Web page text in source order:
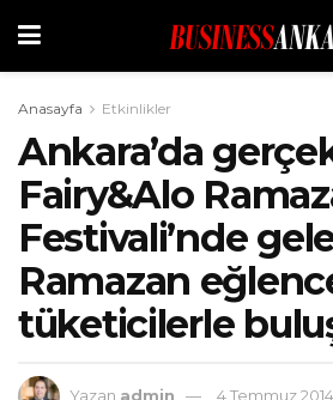
Anasayfa Etkinlikler
Ankara’da
Fairy&Alo
Festivali’nde
Ramazan
tüketicilerle
Yazan admin
4 Temmuz 2014